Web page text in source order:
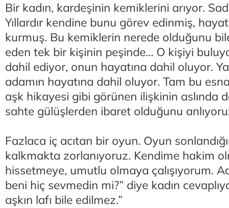
Bir kadın, kardeşinin kemiklerini arıyor.
Yıllardır kendine bunu görev edinmiş,
kurmuş. Bu kemiklerin nerede olduğunu
eden tek bir kişinin peşinde… O kişiyi
dahil ediyor, onun hayatına dahil oluyor.
adamın hayatına dahil oluyor. Tam bu
aşk hikayesi gibi görünen ilişkinin aslında
sahte gülüşlerden ibaret olduğunu
Fazlaca iç acıtan bir oyun. Oyun
kalkmakta zorlanıyoruz. Kendime hakim
hissetmeye, umutlu olmaya çalışıyorum.
beni hiç sevmedin mi?” diye kadın
aşkın lafı bile edilmez.”